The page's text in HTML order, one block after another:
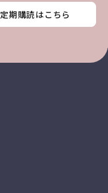
定期購読はこちら
定期購読はこちら
定期購読はこちら
定期購読はこちら